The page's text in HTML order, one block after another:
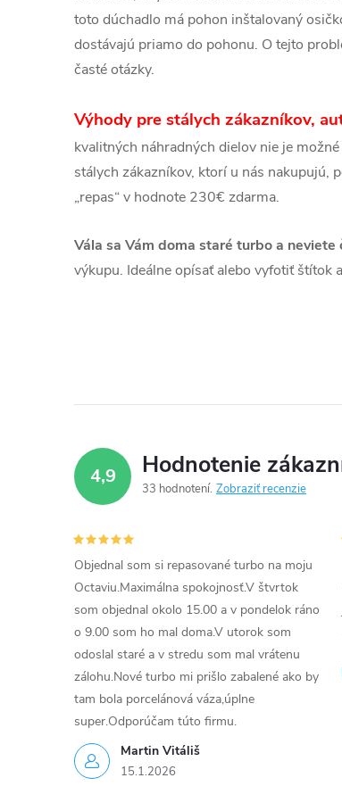
toto dúchadlo má pohon inštalovaný
dostávajú priamo do pohonu. O tejto
časté otázky.
Výhody pre stálych zákazníkov,
kvalitných náhradných dielov nie je
stálych zákazníkov, ktorí u nás nakupujú,
„repas“ v hodnote 230€ zdarma.
Vála sa Vám doma staré turbo a neviete
výkupu. Ideálne opísať alebo vyfotiť štítok
4,9 Hodnotenie
33 hodnotení Zobraziť recenzie
Martin Vitáliš
15.1.2026
Objednal som si repasované turbo na moju
Octaviu.Maximálna spokojnosť.V štvrtok
som objednal okolo 15.00 a v pondelok ráno
o 9.00 som ho mal doma.V utorok som
odoslal staré a v stredu som mal vrátenu
zálohu.Nové turbo mi prišlo zabalené ako by
tam bola porcelánová váza,úplne
super.Odporúčam túto firmu.